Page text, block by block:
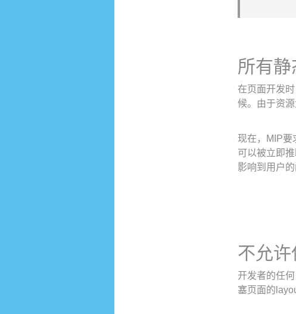
所有
在页面开发
候。由于资
现在，MIP要
可以被立即
影响到用户的
不允
开发者的任
塞页面的